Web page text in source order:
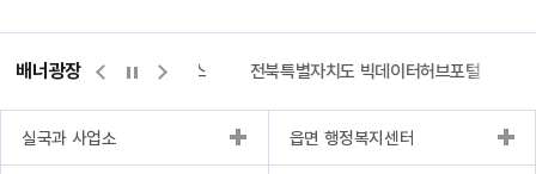
배너광장
량바로처리센터 위택스 전북특별자치도 빅데이터허브포털
실국과 사업소 읍면 행정복지센터